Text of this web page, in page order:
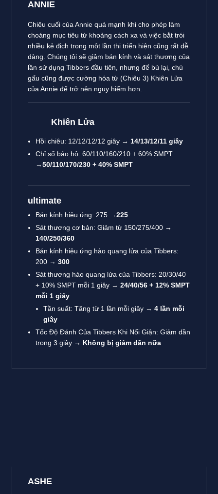
ANNIE
Chiêu cuối của Annie quá mạnh khi cho phép làm
choáng mục tiêu từ khoảng cách xa và việc bắt trói
nhiều kẻ địch trong một lần thi triển hiện cũng rất dễ
dàng. Chúng tôi sẽ giảm bán kính và sát thương của
lần sử dụng Tibbers đầu tiên, nhưng để bù lại, chú
gấu cũng được cường hóa từ (Chiêu 3) Khiên Lửa
của Annie để trở nên nguy hiểm hơn.
Khiên Lửa
Hồi chiêu: 12/12/12/12 giây → 14/13/12/11 giây
Chỉ số bảo hộ: 60/110/160/210 + 60% SMPT
→50/110/170/230 + 40% SMPT
ultimate
Bán kính hiệu ứng: 275 →225
Sát thương cơ bản: Giảm từ 150/275/400 →
140/250/360
Bán kính hiệu ứng hào quang lửa của Tibbers:
200 → 300
Sát thương hào quang lửa của Tibbers: 20/30/40
+ 10% SMPT mỗi 1 giây → 24/40/56 + 12% SMPT
mỗi 1 giây
Tần suất: Tăng từ 1 lần mỗi giây → 4 lần mỗi
giây
Tốc Độ Đánh Của Tibbers Khi Nổi Giận: Giảm dần
trong 3 giây → Không bị giảm dần nữa
ASHE